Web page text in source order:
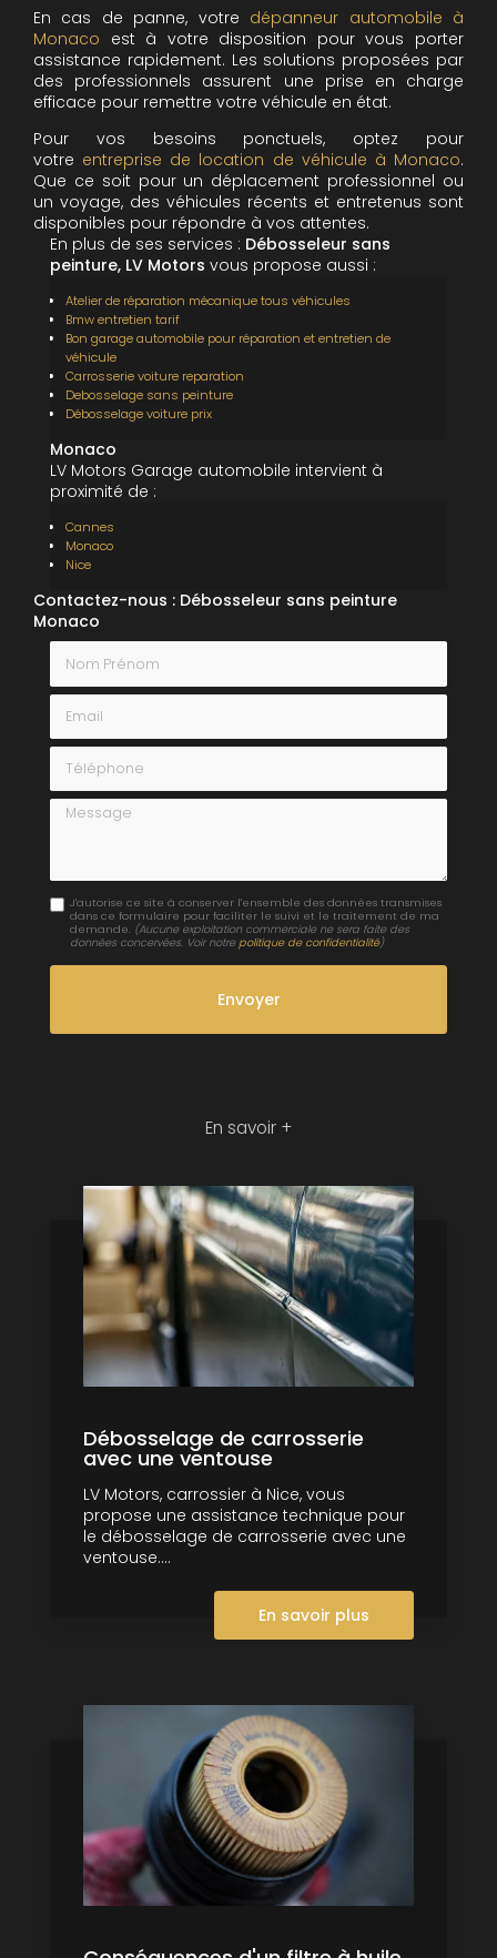
En cas de panne, votre dépanneur automobile à
Monaco est à votre disposition pour vous porter
assistance rapidement. Les solutions proposées par
des professionnels assurent une prise en charge
efficace pour remettre votre véhicule en état.
Pour vos besoins ponctuels, optez pour
votre entreprise de location de véhicule à Monaco.
Que ce soit pour un déplacement professionnel ou
un voyage, des véhicules récents et entretenus sont
disponibles pour répondre à vos attentes.
En plus de ses services : Débosseleur sans
peinture, LV Motors vous propose aussi :
Atelier de réparation mécanique tous véhicules
Bmw entretien tarif
Bon garage automobile pour réparation et entretien de
véhicule
Carrosserie voiture reparation
Debosselage sans peinture
Débosselage voiture prix
Monaco
LV Motors Garage automobile intervient à
proximité de :
Cannes
Monaco
Nice
Contactez-nous : Débosseleur sans peinture
Monaco
Nom Prénom
Email
Téléphone
Message
J'autorise ce site à conserver l'ensemble des données transmises
dans ce formulaire pour faciliter le suivi et le traitement de ma
demande. (Aucune exploitation commerciale ne sera faite des
données concervées. Voir notre politique de confidentialité)
En savoir +
Débosselage de carrosserie
avec une ventouse
LV Motors, carrossier à Nice, vous
propose une assistance technique pour
le débosselage de carrosserie avec une
ventouse....
En savoir plus